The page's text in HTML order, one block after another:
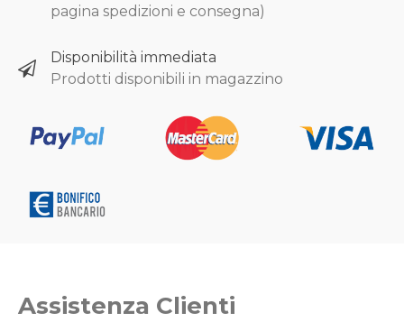
pagina spedizioni e consegna)
Disponibilità immediata
Prodotti disponibili in magazzino
Assistenza Clienti